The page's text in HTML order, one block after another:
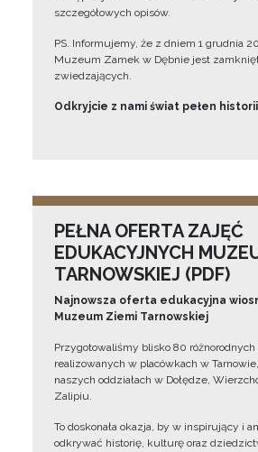
szczegółowych opisów.
PS. Informujemy, że z dniem 1 grudnia
Muzeum Zamek w Dębnie jest
zwiedzających.
Odkryjcie z nami świat pełen
PEŁNA OFERTA ZAJĘĆ
EDUKACYJNYCH
TARNOWSKIEJ (PDF)
Najnowsza oferta edukacyjna
Muzeum Ziemi Tarnowskiej
Przygotowaliśmy blisko 80
realizowanych w placówkach w
naszych oddziałach w Dołędze,
Zalipiu.
To doskonała okazja, by w inspirujący i
odkrywać historię, kulturę oraz